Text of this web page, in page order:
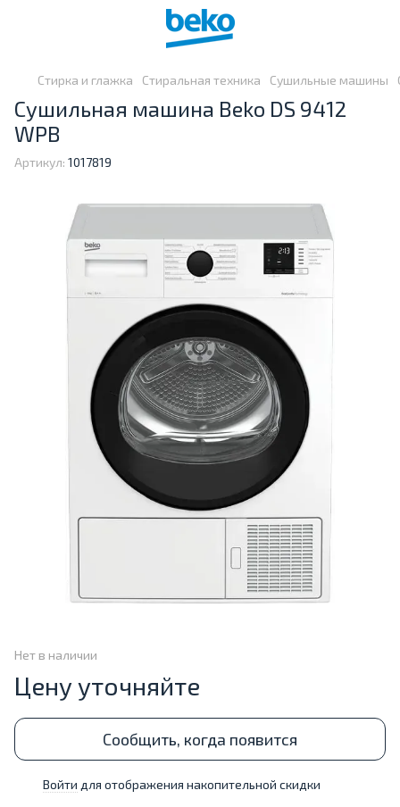
Стирка и глажка Стиральная техника Сушильные машины
Сушильная машина Beko DS 9412
WPB
Артикул: 1017819
Нет в наличии
Цену уточняйте
Сообщить, когда появится
Войти для отображения накопительной скидки